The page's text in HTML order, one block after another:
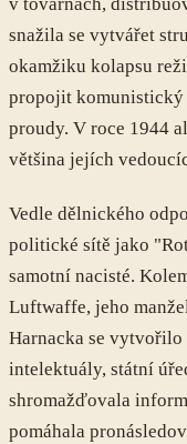
snažila se vytvářet
okamžiku kolapsu
propojit
proudy. V roce 1944
většina jejích
Vedle dělnického
politické sítě jako
samotní nacisté.
Luftwaffe, jeho
Harnacka se
intelektuály, státní
shromažďovala
pomáhala